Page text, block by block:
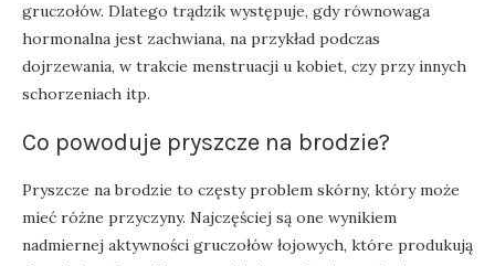
gruczołów. Dlatego trądzik występuje, gdy równowaga
hormonalna jest zachwiana, na przykład podczas
dojrzewania, w trakcie menstruacji u kobiet, czy przy innych
schorzeniach itp.
Co powoduje pryszcze na brodzie?
Pryszcze na brodzie to częsty problem skórny, który może
mieć różne przyczyny. Najczęściej są one wynikiem
nadmiernej aktywności gruczołów łojowych, które produkują